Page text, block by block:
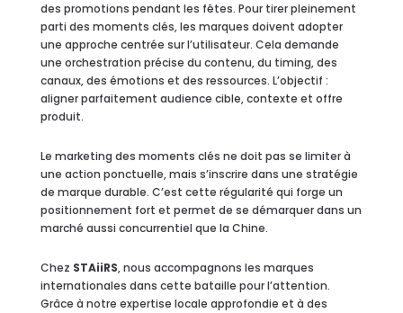
des promotions pendant les fêtes. Pour tirer pleinement
parti des moments clés, les marques doivent adopter
une approche centrée sur l’utilisateur. Cela demande
une orchestration précise du contenu, du timing, des
canaux, des émotions et des ressources. L’objectif :
aligner parfaitement audience cible, contexte et offre
produit.
Le marketing des moments clés ne doit pas se limiter à
une action ponctuelle, mais s’inscrire dans une stratégie
de marque durable. C’est cette régularité qui forge un
positionnement fort et permet de se démarquer dans un
marché aussi concurrentiel que la Chine.
Chez STAiiRS, nous accompagnons les marques
internationales dans cette bataille pour l’attention.
Grâce à notre expertise locale approfondie et à des